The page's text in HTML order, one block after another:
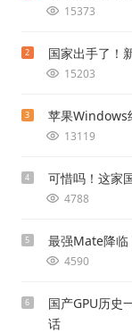
15373
2 国家出手了！
15203
3 苹果Windows
13119
4 可惜吗！这家
4788
5 最强Mate降
4590
6
国产GPU历史
话